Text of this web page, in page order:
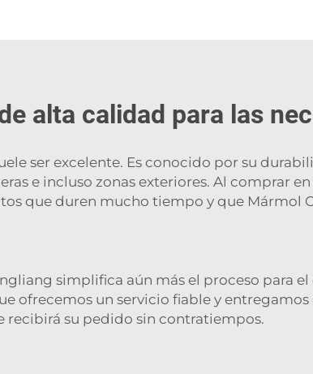
alta calidad para las
ser excelente. Es conocido por su
e incluso zonas exteriores. Al comprar
que duren mucho tiempo y que Mármol
simplifica aún más el proceso para
ofrecemos un servicio fiable y
recibirá su pedido sin contratiempos.